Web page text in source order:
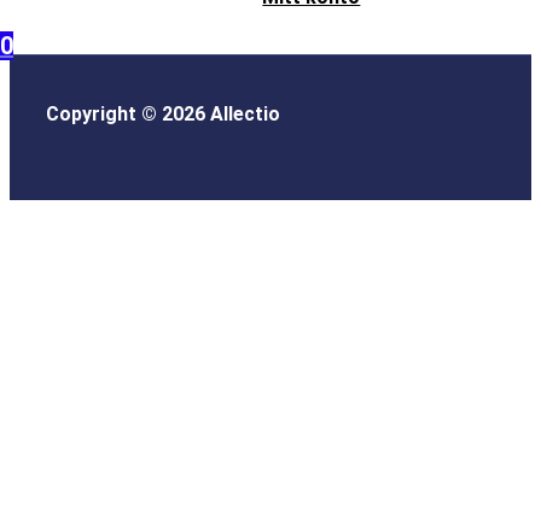
0
Copyright © 2026 Allectio